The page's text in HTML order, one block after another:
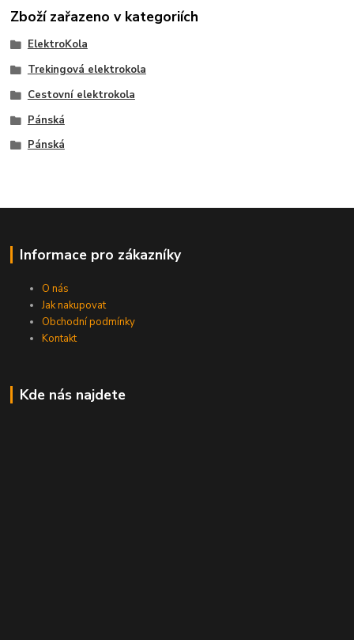
Zboží zařazeno v kategoriích
ElektroKola
Trekingová elektrokola
Cestovní elektrokola
Pánská
Pánská
Informace pro zákazníky
O nás
Jak nakupovat
Obchodní podmínky
Kontakt
Kde nás najdete